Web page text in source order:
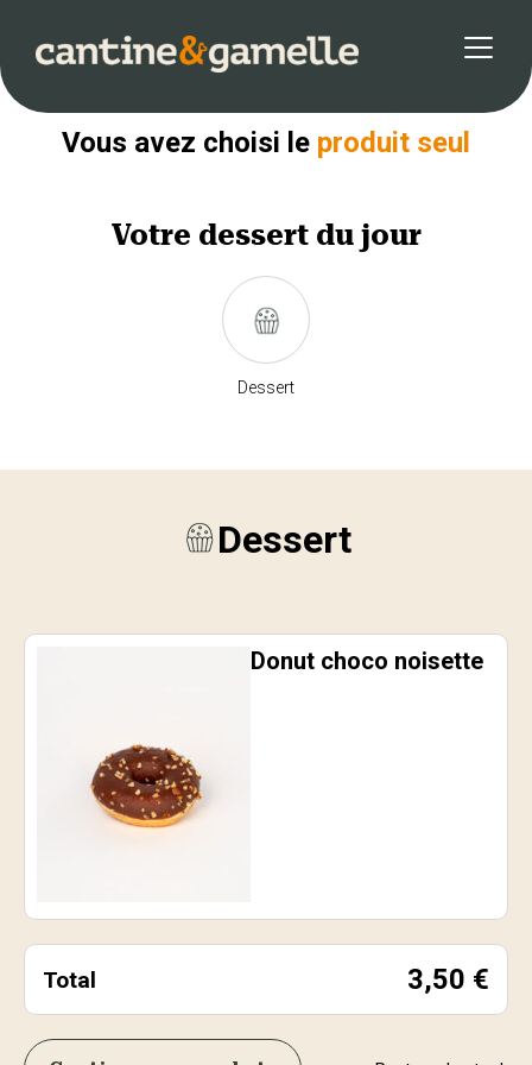
Vous avez choisi le produit seul
Votre dessertdu jour
Dessert
Dessert
Donut choco noisette
Total 3,50 €